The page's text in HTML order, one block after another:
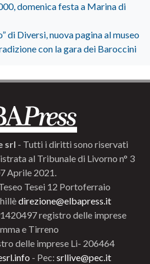
domenica festa a Marina di
di Diversi, nuova pagina al museo
con la gara dei Baroccini
srl - Tutti i diritti sono riservati
al Tribunale di Livorno n° 3
Aprile 2021.
Tesei 12 Portoferraio
direzione@elbapress.it
registro delle imprese
e Tirreno
delle imprese Li- 206464
- Pec: srllive@pec.it